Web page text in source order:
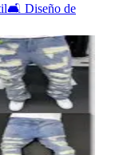
🛋️ Diseño de